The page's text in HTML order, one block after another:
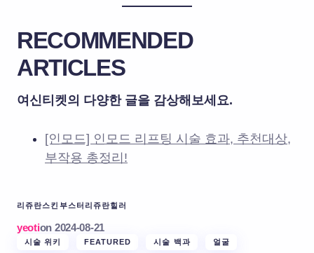
RECOMMENDED
ARTICLES
여신티켓의 다양한 글을 감상해보세요.
[인모드] 인모드 리프팅 시술 효과, 추천대상,
부작용 총정리!
리쥬란스킨부스터 리쥬란힐러
yeotion 2024-08-21
시술 위키 FEATURED 시술 백과 얼굴